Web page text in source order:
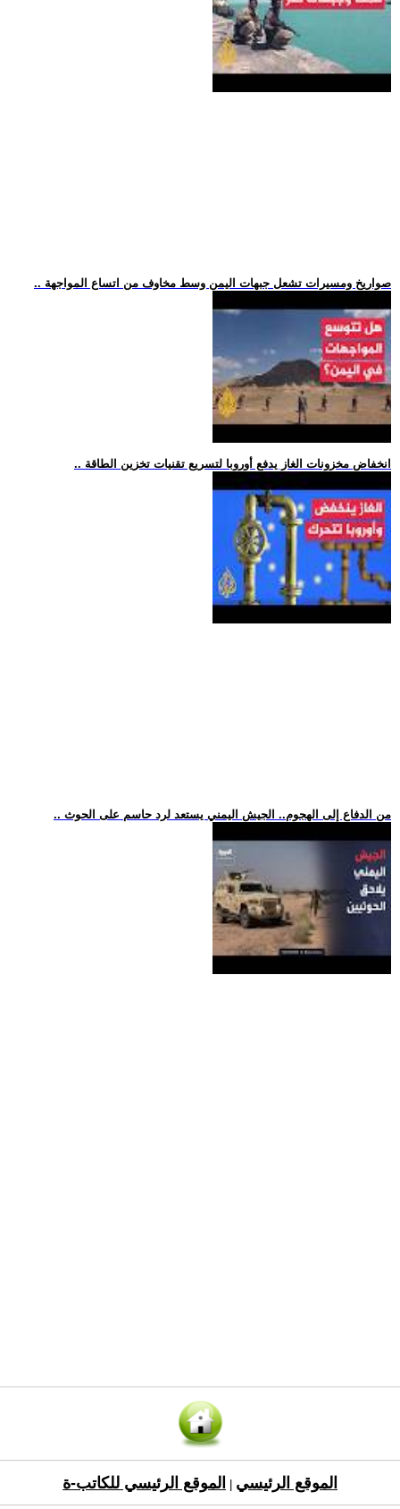
.. صواريخ ومسيرات تشعل جبهات اليمن وسط مخاوف من اتساع المواجهة
.. انخفاض مخزونات الغاز يدفع أوروبا لتسريع تقنيات تخزين الطاقة
.. من الدفاع إلى الهجوم.. الجيش اليمني يستعد لرد حاسم على الحوث
الموقع الرئيسي الموقع الرئيسي للكاتب-ة